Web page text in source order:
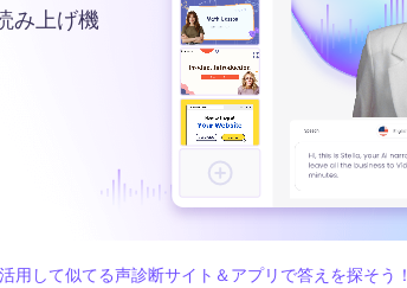
み上げ機
用して似てる声診断サイト＆アプリで答えを探そう！